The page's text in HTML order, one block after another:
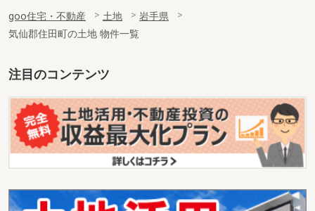
goo住宅・不動産 土地
岩手県
気仙郡住田町の土地 物件一覧
注目のコンテンツ